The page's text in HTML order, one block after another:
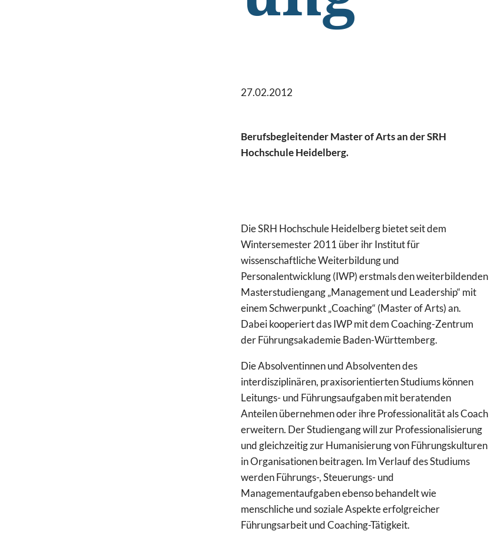
27.02.2012
Berufsbegleitender Master of Arts an der SRH
Hochschule Heidelberg.
Die SRH Hochschule Heidelberg bietet seit dem
Wintersemester 2011 über ihr Institut für
wissenschaftliche Weiterbildung und
Personalentwicklung (IWP) erstmals den weiterbildenden
Masterstudiengang „Management und Leadership“ mit
einem Schwerpunkt „Coaching“ (Master of Arts) an.
Dabei kooperiert das IWP mit dem Coaching-Zentrum
der Führungsakademie Baden-Württemberg.
Die Absolventinnen und Absolventen des
interdisziplinären, praxisorientierten Studiums können
Leitungs- und Führungsaufgaben mit beratenden
Anteilen übernehmen oder ihre Professionalität als Coach
erweitern. Der Studiengang will zur Professionalisierung
und gleichzeitig zur Humanisierung von Führungskulturen
in Organisationen beitragen. Im Verlauf des Studiums
werden Führungs-, Steuerungs- und
Managementaufgaben ebenso behandelt wie
menschliche und soziale Aspekte erfolgreicher
Führungsarbeit und Coaching-Tätigkeit.